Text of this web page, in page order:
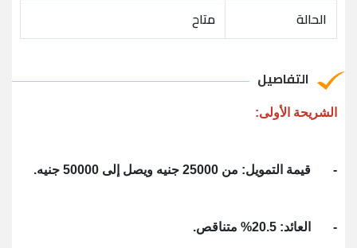
الحالة
متاح
التفاصيل
الشريحة الأولى:
- قيمة التمويل: من 25000 جنيه ويصل إلى 50000 جنيه.
- العائد: 20.5% متناقص.